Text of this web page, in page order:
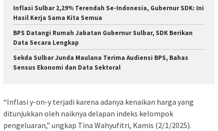
Inflasi Sulbar 2,29% Terendah Se-Indonesia, Gubernur SDK: Ini
Hasil Kerja Sama Kita Semua
BPS Datangi Rumah Jabatan Gubernur Sulbar, SDK Berikan
Data Secara Lengkap
Sekda Sulbar Junda Maulana Terima Audiensi BPS, Bahas
Sensus Ekonomi dan Data Sektoral
“Inflasi y-on-y terjadi karena adanya kenaikan harga yang
ditunjukkan oleh naiknya delapan indeks kelompok
pengeluaran,” ungkap Tina Wahyufitri, Kamis (2/1/2025).